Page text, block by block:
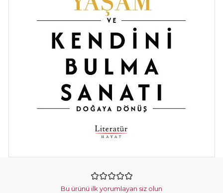
Bu ürünü ilk yorumlayan siz olun